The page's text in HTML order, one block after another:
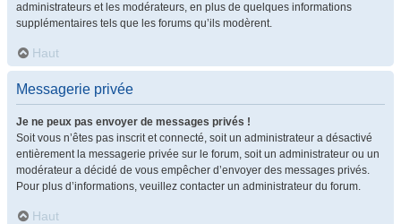
administrateurs et les modérateurs, en plus de quelques informations
supplémentaires tels que les forums qu’ils modèrent.
Haut
Messagerie privée
Je ne peux pas envoyer de messages privés !
Soit vous n’êtes pas inscrit et connecté, soit un administrateur a désactivé
entièrement la messagerie privée sur le forum, soit un administrateur ou un
modérateur a décidé de vous empêcher d’envoyer des messages privés.
Pour plus d’informations, veuillez contacter un administrateur du forum.
Haut